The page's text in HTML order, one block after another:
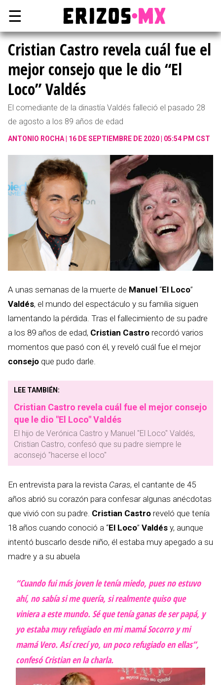
☰
Cristian Castro revela cuál fue el
mejor consejo que le dio “El
Loco” Valdés
El comediante de la dinastía Valdés falleció el pasado 28
de agosto a los 89 años de edad
ANTONIO ROCHA 16 DE SEPTIEMBRE DE 2020 | 05:54 PM CST
A unas semanas de la muerte de Manuel “El Loco”
Valdés, el mundo del espectáculo y su familia siguen
lamentando la pérdida. Tras el fallecimiento de su padre
a los 89 años de edad, Cristian Castro recordó varios
momentos que pasó con él, y reveló cuál fue el mejor
consejo que pudo darle.
LEE TAMBIÉN:
Cristian Castro revela cuál fue el mejor consejo
que le dio "El Loco" Valdés
El hijo de Verónica Castro y Manuel "El Loco" Valdés,
Cristian Castro, confesó que su padre siempre le
aconsejó "hacerse el loco"
En entrevista para la revista Caras, el cantante de 45
años abrió su corazón para confesar algunas anécdotas
que vivió con su padre. Cristian Castro reveló que tenía
18 años cuando conoció a “El Loco” Valdés y, aunque
intentó buscarlo desde niño, él estaba muy apegado a su
madre y a su abuela
“Cuando fui más joven le tenía miedo, pues no estuvo
ahí, no sabía si me quería, si realmente quiso que
viniera a este mundo. Sé que tenía ganas de ser papá, y
yo estaba muy refugiado en mi mamá Socorro y mi
mamá Vero. Así crecí yo, un poco refugiado en ellas”,
confesó Cristian en la charla.